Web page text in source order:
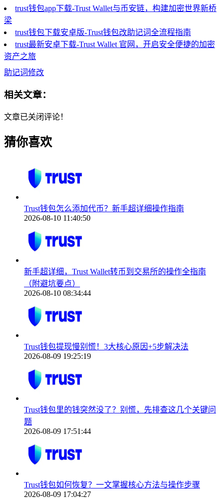
trust钱包app下载-Trust Wallet与币安链，构建加密世界新桥
梁
trust钱包下载安卓版-Trust钱包改助记词全流程指南
trust最新安卓下载-Trust Wallet 官网，开启安全便捷的加密
资产之旅
助记词修改
相关文章：
文章已关闭评论！
猜你喜欢
Trust钱包怎么添加代币？新手超详细操作指南
2026-08-10 11:40:50
新手超详细，Trust Wallet转币到交易所的操作全指南
（附避坑要点）
2026-08-10 08:34:44
Trust钱包提现慢别慌！3大核心原因+5步解决法
2026-08-09 19:25:19
Trust钱包里的钱突然没了？别慌，先排查这几个关键问
题
2026-08-09 17:51:44
Trust钱包如何恢复？一文掌握核心方法与操作步骤
2026-08-09 17:04:27